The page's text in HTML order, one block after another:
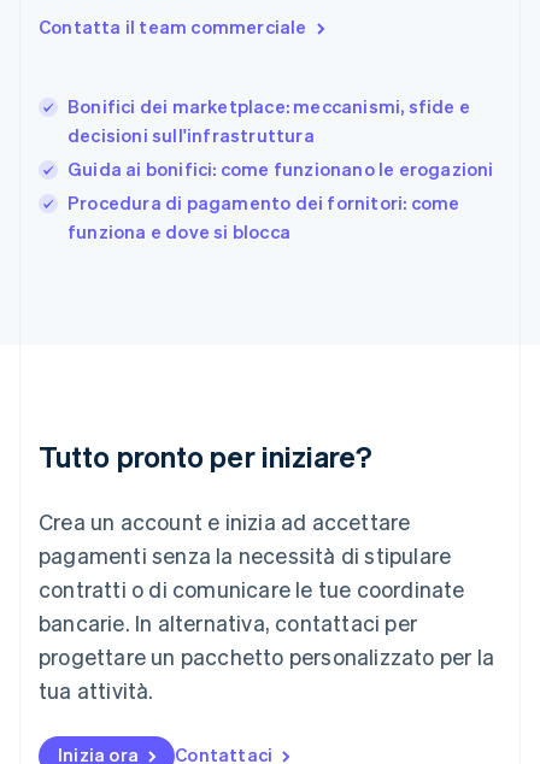
Contatta il team commerciale
Bonifici dei marketplace: meccanismi, sfide e
decisioni sull'infrastruttura
Guida ai bonifici: come funzionano le erogazioni
Procedura di pagamento dei fornitori: come
funziona e dove si blocca
Tutto pronto per iniziare?
Crea un account e inizia ad accettare
pagamenti senza la necessità di stipulare
contratti o di comunicare le tue coordinate
bancarie. In alternativa, contattaci per
progettare un pacchetto personalizzato per la
tua attività.
Inizia ora Contattaci
Germania
日本語English
Gibilterra
Grecia
English
India
Lituania
Lussemburgo
Deutsch English
Malaysia
English 简体中文
Malta
Messico
EspañolEnglish
English